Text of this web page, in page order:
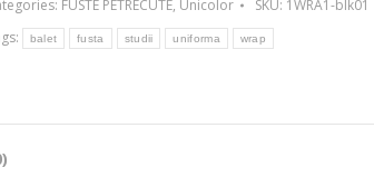
FUSTE PETRECUTE, Unicolor SKU: 1WRA1-blk01
balet fusta studii uniforma wrap